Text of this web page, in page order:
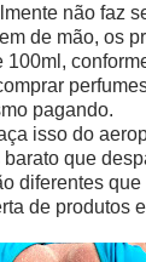
não faz
de mão, os
100ml,
pagando.
isso do
que
diferentes
de produtos